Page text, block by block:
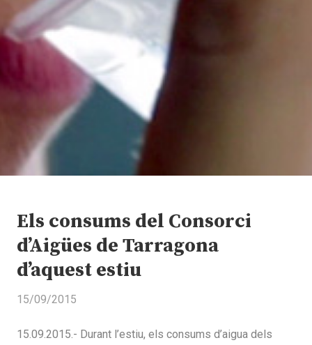
Els consums del Consorci
d’Aigües de Tarragona
d’aquest estiu
15/09/2015
15.09.2015.- Durant l’estiu, els consums d’aigua dels